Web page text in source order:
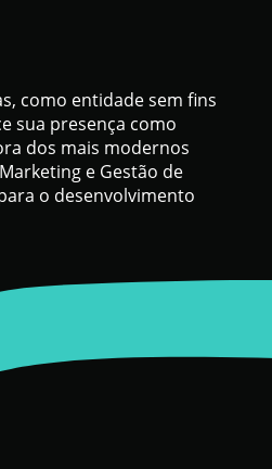
como entidade sem fins
sua presença como
dos mais modernos
e Gestão de
o desenvolvimento